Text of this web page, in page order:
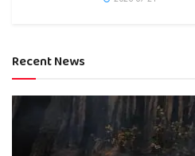
Recent News